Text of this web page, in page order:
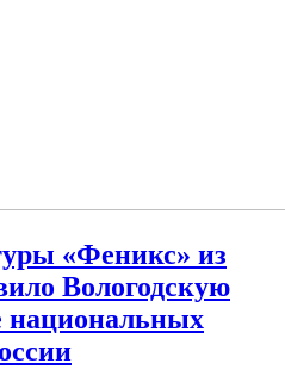
«Феникс» из
Вологодскую
национальных